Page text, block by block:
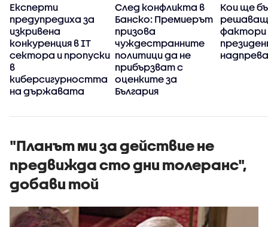
Експерти
предупредиха за
изкривена
конкуренция в IT
сектора и пропуски
в
киберсигурността
на държавата
След конфликта в
Банско: Премиерът
призова
чуждестранните
политици да не
прибързват с
оценките за
България
Кои ще
фактори
"Планът ми за действие не
предвижда сто дни толеранс",
добави той